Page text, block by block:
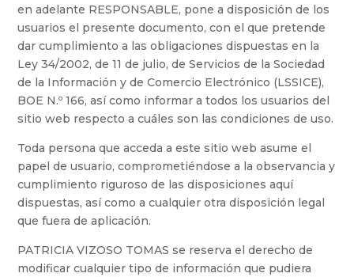
en adelante RESPONSABLE, pone a disposición de los
usuarios el presente documento, con el que pretende
dar cumplimiento a las obligaciones dispuestas en la
Ley 34/2002, de 11 de julio, de Servicios de la Sociedad
de la Información y de Comercio Electrónico (LSSICE),
BOE N.º 166, así como informar a todos los usuarios del
sitio web respecto a cuáles son las condiciones de uso.
Toda persona que acceda a este sitio web asume el
papel de usuario, comprometiéndose a la observancia y
cumplimiento riguroso de las disposiciones aquí
dispuestas, así como a cualquier otra disposición legal
que fuera de aplicación.
PATRICIA VIZOSO TOMAS se reserva el derecho de
modificar cualquier tipo de información que pudiera